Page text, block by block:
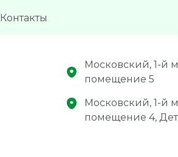
Контакты
Московский, 1-й
помещение 5
Московский, 1-й
помещение 4,